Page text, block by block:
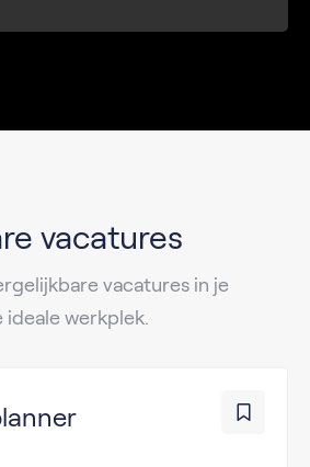
vacatures
vacatures in je
werkplek.